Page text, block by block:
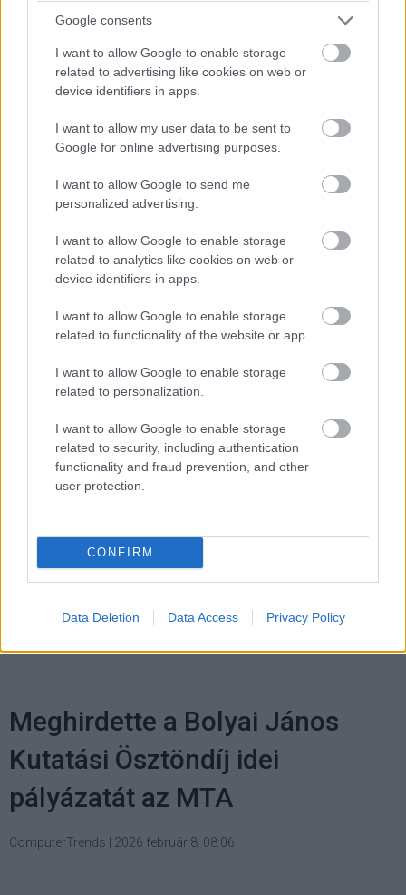
Google consents
I want to allow Google to enable storage
related to advertising like cookies on web or
device identifiers in apps.
I want to allow my user data to be sent to
Google for online advertising purposes.
I want to allow Google to send me
personalized advertising.
I want to allow Google to enable storage
related to analytics like cookies on web or
device identifiers in apps.
I want to allow Google to enable storage
related to functionality of the website or app.
I want to allow Google to enable storage
related to personalization.
I want to allow Google to enable storage
related to security, including authentication
functionality and fraud prevention, and other
user protection.
CONFIRM
Data Deletion Data Access Privacy Policy
kétharmadát már a használati célú futtatások adják
és több mint 200 milliárd dollár értékű fejlett AI-chipet
igényel. Az ipari robotok telepített állománya 5,5 millióra
nőhet 2026-ban, 2030-ra pedig a roboteladások éves
szinten elérhetik az egymillió darabot és a 20 milliárd
dollár bevételt. Új chipgyártási technológiák jelennek
legalább 30 milliárd dollárt költhetnek a vállalatok a
Deloitte számításai szerint.
Idén csaknem 100 milliárd dollár áramolhat a szuverén
AI-kapacitások fejlesztésébe. Az Egyesült Államokon és
hazai AI-kapacitásaikat, különösen az Európai Unió AI-
szuverenitási törekvései miatt.
Diákok a munkaerőpiacon: Így formálják a 2026-os
trendeket a fiatalok elvárásai (X)
A diákoknak már nem elég a magas órabér,
rugalmasságot is várnak.
Címkék: #deloitte #mesterséges intelligencia
Meghirdette a Bolyai János
Kutatási Ösztöndíj idei
pályázatát az MTA
ComputerTrends 2026 február 8. 08:06